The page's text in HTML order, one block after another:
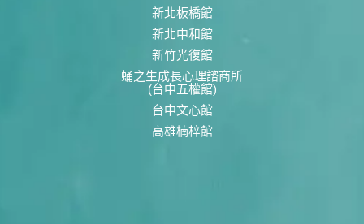
新北板橋館
新北中和館
新竹光復館
蛹之生成長心理諮商所
(台中五權館)
台中文心館
高雄楠梓館